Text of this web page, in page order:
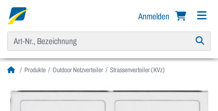
Anmelden
Produkte Outdoor Netzverteiler Strassenverteiler (KVz)